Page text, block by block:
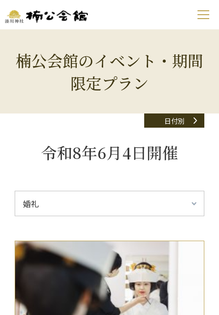
楠公会館のイベント・期間
限定プラン
日付別
令和8年6月4日開催